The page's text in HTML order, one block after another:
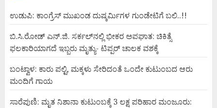
ಉಡುಪಿ: ಕಾಂಗ್ರೆಸ್ ಮುಖಂಡ ದುಷ್ಕರ್ಮಿಗಳ ಗುಂಡೇಟಿಗೆ ಬಲಿ..!!
ಬಿ.ಸಿ.ರೋಡ್ ಎನ್.ಜಿ. ಸರ್ಕಲ್‌ನಲ್ಲಿ ಭೀಕರ ಅಪಘಾತ: ಚಿಕಿತ್ಸೆ
ಫಲಕಾರಿಯಾಗದೆ ಇಬ್ಬರು ಮೃತ್ಯು- ಟಿಪ್ಪರ್ ಚಾಲಕ ವಶಕ್ಕೆ
ಬಂಟ್ವಾಳ: ಕಾರು ಪಲ್ಟಿ, ಮಕ್ಕಳು ಸೇರಿದಂತೆ ಒಂದೇ ಕುಟುಂಬದ ಆರು
ಮಂದಿಗೆ ಗಾಯ
ಸಾರೆಪುಣಿ: ಮೃತ ನಿಶಾನಾ ಕುಟುಂಬಕ್ಕೆ 3 ಲಕ್ಷ ಪರಿಹಾರ ಮಂಜೂರು: